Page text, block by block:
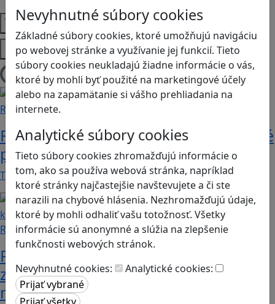
Nevyhnutné súbory cookies
Základné súbory cookies, ktoré umožňujú navigáciu
po webovej stránke a využívanie jej funkcií. Tieto
súbory cookies neukladajú žiadne informácie o vás,
ktoré by mohli byť použité na marketingové účely
alebo na zapamätanie si vášho prehliadania na
internete.
Analytické súbory cookies
Tieto súbory cookies zhromažďujú informácie o
tom, ako sa používa webová stránka, napríklad
ktoré stránky najčastejšie navštevujete a či ste
narazili na chybové hlásenia. Nezhromažďujú údaje,
ktoré by mohli odhaliť vašu totožnosť. Všetky
informácie sú anonymné a slúžia na zlepšenie
funkčnosti webových stránok.
Nevyhnutné cookies:
Analytické cookies:
Témy
Platformy
Načítam blogy
Recenzie
Rébusy sú hlavolamy do vrecka, ktoré
potrápia aj logiku
Tieto kartičky poskytnú skvelú zábavu pre celú…
Recenzie
Prodigy Math Game: Objavte
zábavný svet matematiky, ktorý deti
motivuje k učeniu